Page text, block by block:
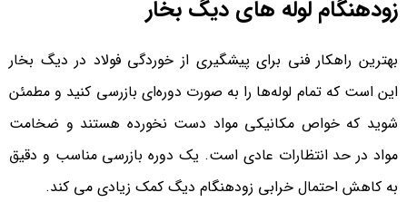
زودهنگام لوله های دیگ بخار
بهترین راهکار فنی برای پیشگیری از خوردگی فولاد در ديگ بخار
این است که تمام لوله‌ها را به صورت دوره‌ای بازرسی کنید و مطمئن
شوید که خواص مکانیکی مواد دست نخورده هستند و ضخامت
مواد در حد انتظارات عادی است. یک دوره بازرسی مناسب و دقیق
به کاهش احتمال خرابی زودهنگام دیگ کمک زیادی می کند.